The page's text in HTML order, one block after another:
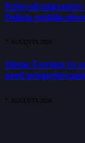
Pašovali
Polícia rozbila
7. AUGUSTA 2026
Ideme Európu čo
pred
7. AUGUSTA 2026